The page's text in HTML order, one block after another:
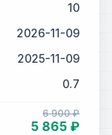
10
2026-11-09
2025-11-09
0.7
6 900 ₽
5 865 ₽